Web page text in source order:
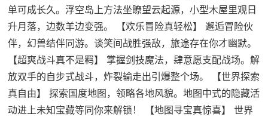
单可成长久。浮空岛上方法坐瞭望云起源，小型木屋里观日
升月落，边数羊边变强。 【欢乐冒险真轻松】 邂逅冒险伙
伴，幻兽结伴同游。谈笑间战胜强敌，旅途存在你才幽默。
【超爽战斗真不是羁】 掌握剑技魔法，肆意愿支配战场。解
放双手的自步式战斗，炸裂输走出引爆整个场。 【世界探索
真自由】 探索国度地图，领略各地风貌。地图中式的隐藏活
动进上未知宝藏等同你来解锁！ 【地图寻宝真惊喜】 世界